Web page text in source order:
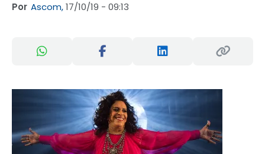
Por Ascom,17/10/19 - 09:13